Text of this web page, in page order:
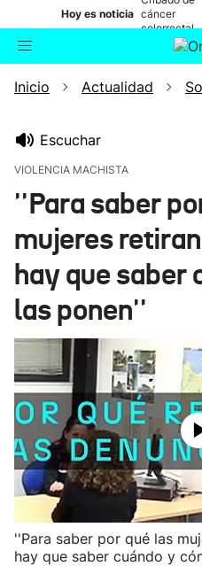
Hoy es noticia cáncer
colorrectal
Buscador
Inicio Actualidad
Escuchar
VIOLENCIA MACHISTA
''Para saber
mujeres
hay que saber
las ponen''
''Para saber por qué las
hay que saber cuándo y